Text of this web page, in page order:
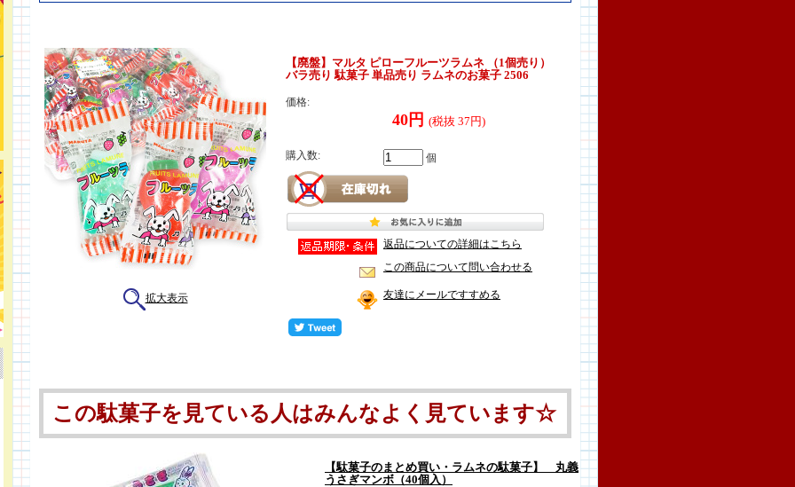
拡大表示
【廃盤】マルタ ピローフルーツラムネ （1個売り）
バラ売り 駄菓子 単品売り ラムネのお菓子 2506
価格:
40円 (税抜 37円)
購入数: 個
返品についての詳細はこちら
この商品について問い合わせる
友達にメールですすめる
この駄菓子を見ている人はみんなよく見ています☆
【駄菓子のまとめ買い・ラムネの駄菓子】 丸義
うさぎマンボ（40個入）